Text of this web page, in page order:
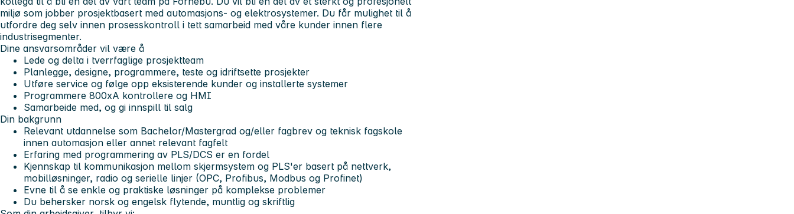
miljø som jobber prosjektbasert med automasjons- og elektrosystemer. Du får mulighet til å
utfordre deg selv innen prosesskontroll i tett samarbeid med våre kunder innen flere
industrisegmenter.
Dine ansvarsområder vil være å
Lede og delta i tverrfaglige prosjektteam
Planlegge, designe, programmere, teste og idriftsette prosjekter
Utføre service og følge opp eksisterende kunder og installerte systemer
Programmere 800xA kontrollere og HMI
Samarbeide med, og gi innspill til salg
Din bakgrunn
Relevant utdannelse som Bachelor/Mastergrad og/eller fagbrev og teknisk fagskole
innen automasjon eller annet relevant fagfelt
Erfaring med programmering av PLS/DCS er en fordel
Kjennskap til kommunikasjon mellom skjermsystem og PLS'er basert på nettverk,
mobilløsninger, radio og serielle linjer (OPC, Profibus, Modbus og Profinet)
Evne til å se enkle og praktiske løsninger på komplekse problemer
Du behersker norsk og engelsk flytende, muntlig og skriftlig